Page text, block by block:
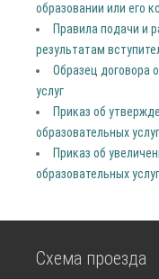
образовании или его
Правила подачи и
результатам
Образец договора
услуг
Приказ об
образовательных услуг
Приказ об
образовательных услуг
Схема проезда